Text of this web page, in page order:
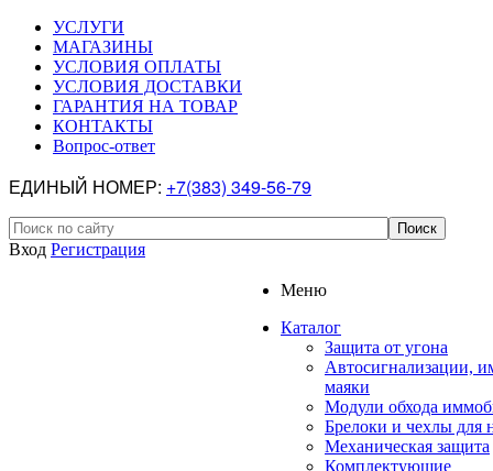
УСЛУГИ
МАГАЗИНЫ
УСЛОВИЯ ОПЛАТЫ
УСЛОВИЯ ДОСТАВКИ
ГАРАНТИЯ НА ТОВАР
КОНТАКТЫ
Вопрос-ответ
ЕДИНЫЙ НОМЕР: +7(383) 349-56-79
Вход Регистрация
Меню
Каталог
Защита от угона
Автосигнализации,
маяки
Модули обхода
Брелоки и чехлы для
Механическая защита
Комплектующие